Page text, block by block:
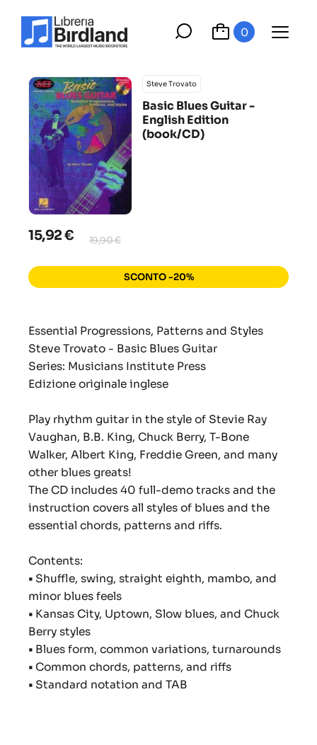
0
Steve Trovato
Basic Blues Guitar -
English Edition
(book/CD)
15,92 € 19,90 €
SCONTO -20%
Essential Progressions, Patterns and Styles
Steve Trovato - Basic Blues Guitar
Series: Musicians Institute Press
Edizione originale inglese
Play rhythm guitar in the style of Stevie Ray
Vaughan, B.B. King, Chuck Berry, T-Bone
Walker, Albert King, Freddie Green, and many
other blues greats!
The CD includes 40 full-demo tracks and the
instruction covers all styles of blues and the
essential chords, patterns and riffs.
Contents:
• Shuffle, swing, straight eighth, mambo, and
minor blues feels
• Kansas City, Uptown, Slow blues, and Chuck
Berry styles
• Blues form, common variations, turnarounds
• Common chords, patterns, and riffs
• Standard notation and TAB